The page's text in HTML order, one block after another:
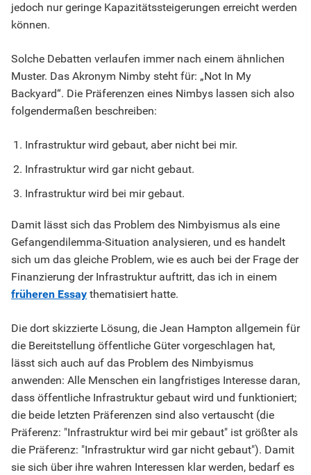
jedoch nur geringe Kapazitätssteigerungen erreicht werden
können.
Solche Debatten verlaufen immer nach einem ähnlichen
Muster. Das Akronym Nimby steht für: „Not In My
Backyard“. Die Präferenzen eines Nimbys lassen sich also
folgendermaßen beschreiben:
Infrastruktur wird gebaut, aber nicht bei mir.
Infrastruktur wird gar nicht gebaut.
Infrastruktur wird bei mir gebaut.
Damit lässt sich das Problem des Nimbyismus als eine
Gefangendilemma-Situation analysieren, und es handelt
sich um das gleiche Problem, wie es auch bei der Frage der
Finanzierung der Infrastruktur auftritt, das ich in einem
früheren Essay thematisiert hatte.
Die dort skizzierte Lösung, die Jean Hampton allgemein für
die Bereitstellung öffentliche Güter vorgeschlagen hat,
lässt sich auch auf das Problem des Nimbyismus
anwenden: Alle Menschen ein langfristiges Interesse daran,
dass öffentliche Infrastruktur gebaut wird und funktioniert;
die beide letzten Präferenzen sind also vertauscht (die
Präferenz: "Infrastruktur wird bei mir gebaut" ist größter als
die Präferenz: "Infrastruktur wird gar nicht gebaut"). Damit
sie sich über ihre wahren Interessen klar werden, bedarf es